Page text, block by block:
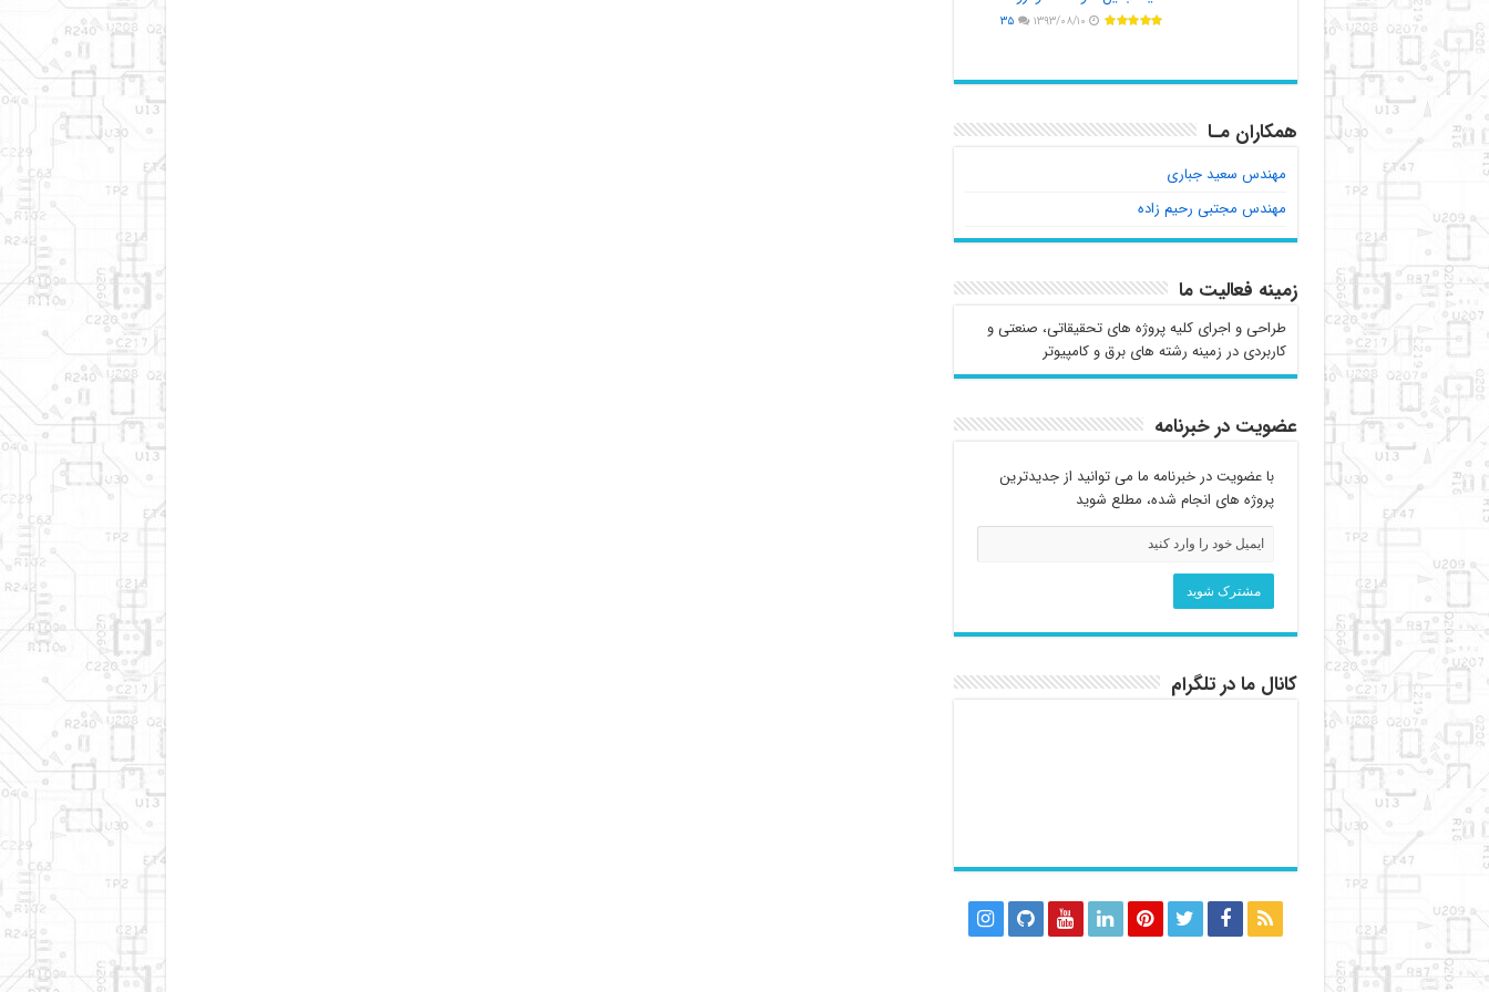
۱۳۹۳/۰۸/۱۰ ۳۵
همکاران مـا
مهندس سعید جباری
مهندس مجتبی رحیم زاده
زمینه فعالیت ما
طراحی و اجرای کلیه پروژه های تحقیقاتی، صنعتی و
کاربردی در زمینه رشته های برق و کامپیوتر
عضویت در خبرنامه
با عضویت در خبرنامه ما می توانید از جدیدترین
پروژه های انجام شده، مطلع شوید
کانال ما در تلگرام